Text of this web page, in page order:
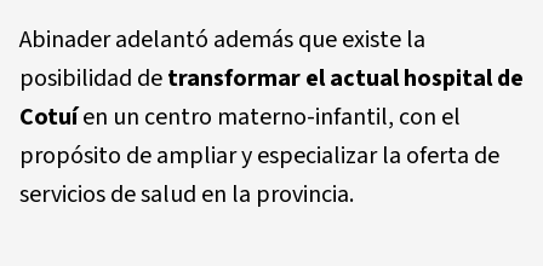
Abinader adelantó además que existe la
posibilidad detransformar el actual hospital de
Cotuíen un centro materno-infantil, con el
propósito de ampliar y especializar la oferta de
servicios de salud en la provincia.